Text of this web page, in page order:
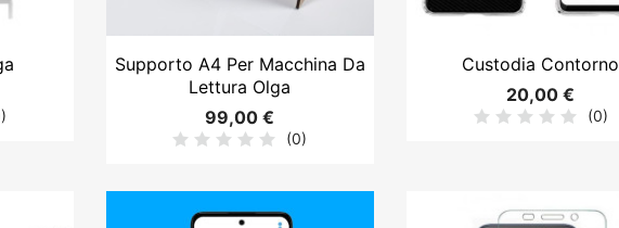
 Anteprima
Supporto A4 Per Macchina Da
Lettura Olga
99,00 €
(0)
Anteprima
Custodia Contorno
20,00 €
(0)